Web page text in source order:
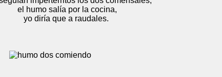
la cocina,
raudales.